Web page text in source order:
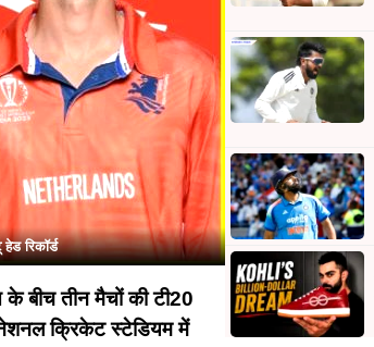
रिकॉर्ड
तीन मैचों की टी20
क्रिकेट स्टेडियम में